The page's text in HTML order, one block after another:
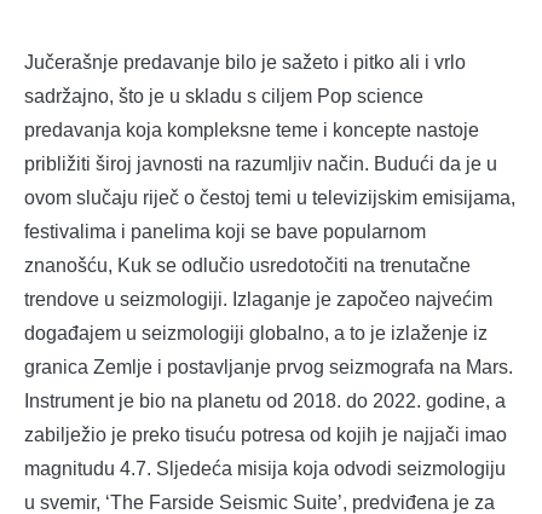
Jučerašnje predavanje bilo je sažeto i pitko ali i vrlo
sadržajno, što je u skladu s ciljem Pop science
predavanja koja kompleksne teme i koncepte nastoje
približiti široj javnosti na razumljiv način. Budući da je u
ovom slučaju riječ o čestoj temi u televizijskim emisijama,
festivalima i panelima koji se bave popularnom
znanošću, Kuk se odlučio usredotočiti na trenutačne
trendove u seizmologiji. Izlaganje je započeo najvećim
događajem u seizmologiji globalno, a to je izlaženje iz
granica Zemlje i postavljanje prvog seizmografa na Mars.
Instrument je bio na planetu od 2018. do 2022. godine, a
zabilježio je preko tisuću potresa od kojih je najjači imao
magnitudu 4.7. Sljedeća misija koja odvodi seizmologiju
u svemir, ‘The Farside Seismic Suite’, predviđena je za